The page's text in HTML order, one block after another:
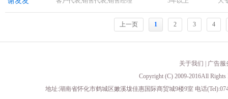
上一页 1 2 3 4
关于我们
广告服
Copyright (C) 2009-2016All
地址:湖南省怀化市鹤城区嫩溪垅佳惠国际商贸城9楼9室 电话